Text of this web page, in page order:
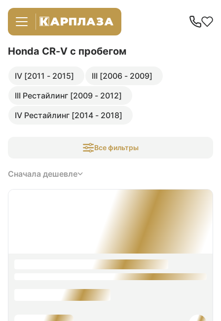
Honda CR-V с пробегом
IV [2011 - 2015]
III [2006 - 2009]
III Рестайлинг [2009 - 2012]
IV Рестайлинг [2014 - 2018]
Все фильтры
Сначала дешевле